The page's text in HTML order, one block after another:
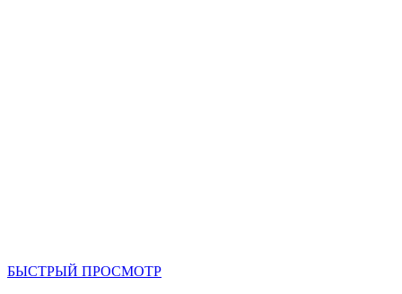
БЫСТРЫЙ ПРОСМОТР